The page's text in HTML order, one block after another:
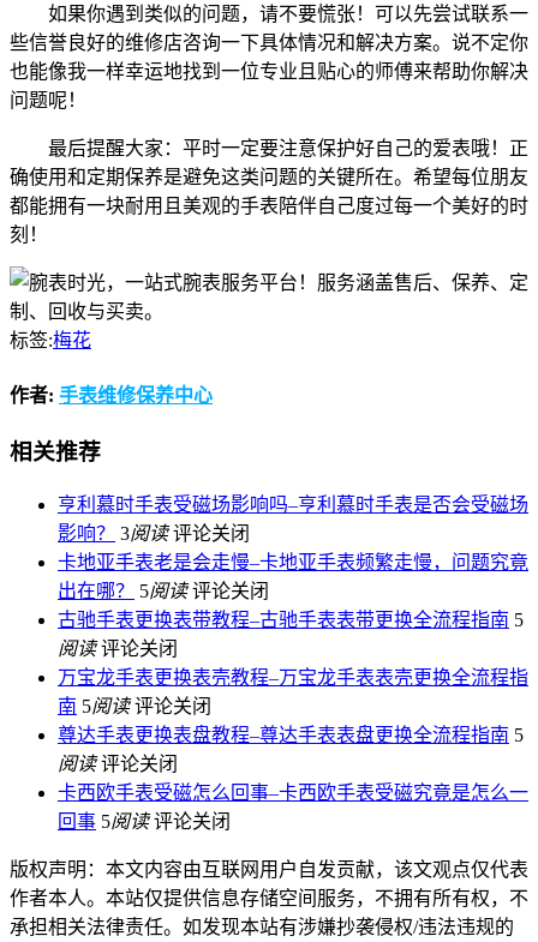
如果你遇到类似的问题，请不要慌张！可以先尝试联系一
些信誉良好的维修店咨询一下具体情况和解决方案。说不定你
也能像我一样幸运地找到一位专业且贴心的师傅来帮助你解决
问题呢！
最后提醒大家：平时一定要注意保护好自己的爱表哦！正
确使用和定期保养是避免这类问题的关键所在。希望每位朋友
都能拥有一块耐用且美观的手表陪伴自己度过每一个美好的时
刻！
标签:梅花
作者: 手表维修保养中心
相关推荐
亨利慕时手表受磁场影响吗–亨利慕时手表是否会受磁场
影响？
3阅读 评论关闭
卡地亚手表老是会走慢–卡地亚手表频繁走慢，问题究竟
出在哪？
5阅读 评论关闭
古驰手表更换表带教程–古驰手表表带更换全流程指南 5
阅读 评论关闭
万宝龙手表更换表壳教程–万宝龙手表表壳更换全流程指
南 5阅读 评论关闭
尊达手表更换表盘教程–尊达手表表盘更换全流程指南 5
阅读 评论关闭
卡西欧手表受磁怎么回事–卡西欧手表受磁究竟是怎么一
回事 5阅读 评论关闭
版权声明：本文内容由互联网用户自发贡献，该文观点仅代表
作者本人。本站仅提供信息存储空间服务，不拥有所有权，不
承担相关法律责任。如发现本站有涉嫌抄袭侵权/违法违规的